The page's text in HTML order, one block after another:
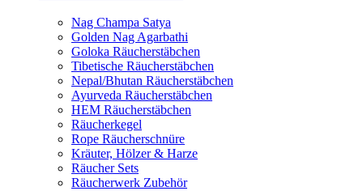
Nag Champa Satya
Golden Nag Agarbathi
Goloka Räucherstäbchen
Tibetische Räucherstäbchen
Nepal/Bhutan Räucherstäbchen
Ayurveda Räucherstäbchen
HEM Räucherstäbchen
Räucherkegel
Rope Räucherschnüre
Kräuter, Hölzer & Harze
Räucher Sets
Räucherwerk Zubehör